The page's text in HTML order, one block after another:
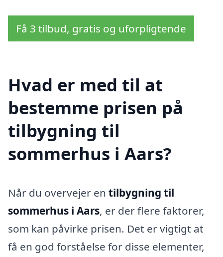
Få 3 tilbud, gratis og uforpligtende
Hvad er med til at
bestemme prisen på
tilbygning til
sommerhus i Aars?
Når du overvejer en tilbygning til
sommerhus i Aars, er der flere faktorer,
som kan påvirke prisen. Det er vigtigt at
få en god forståelse for disse elementer,